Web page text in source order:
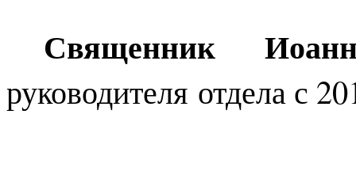
Священник
руководителя отдела с